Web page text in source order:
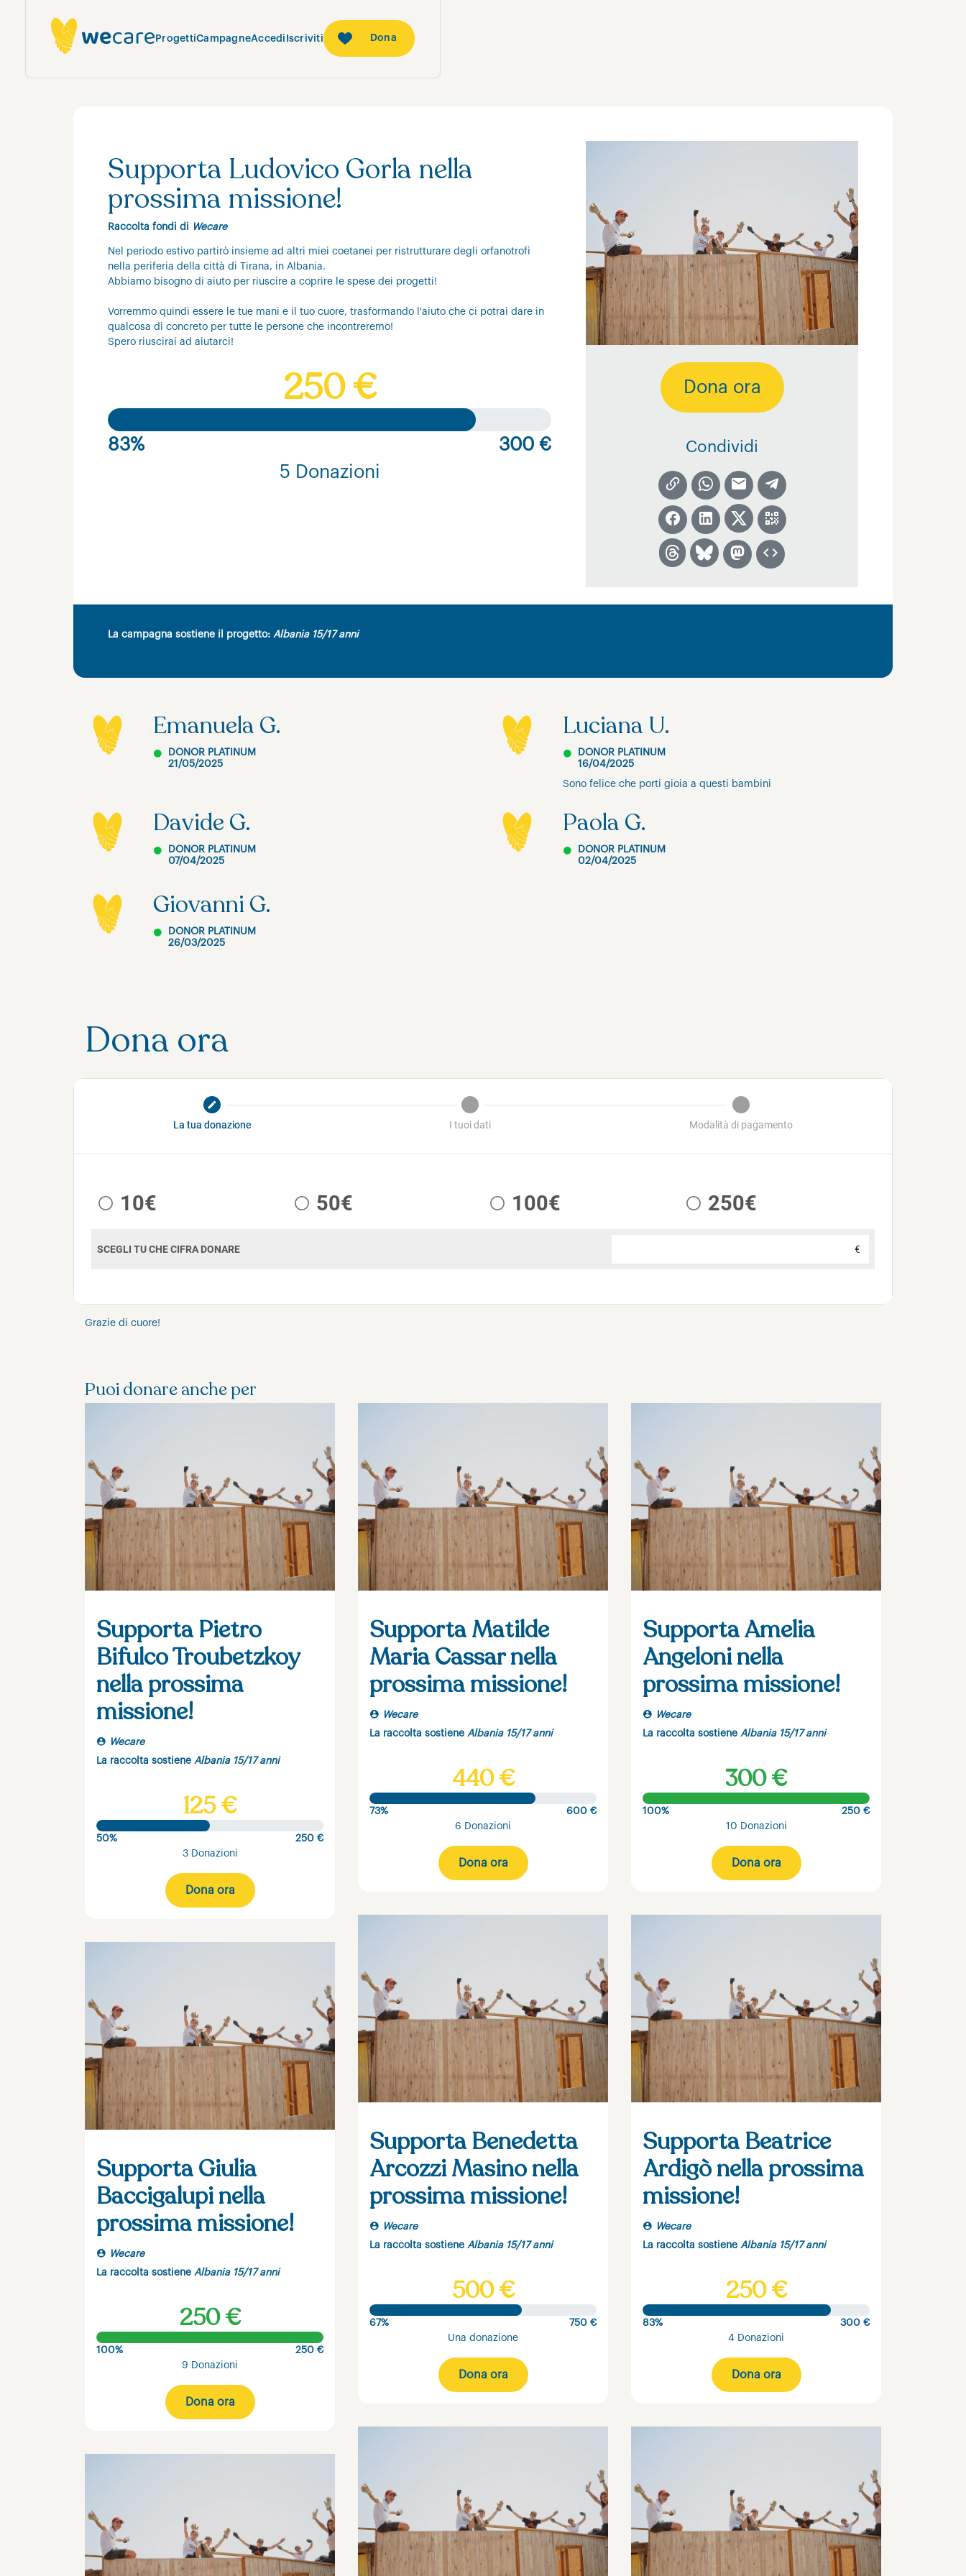
ProgettiCampagneAccedi Iscriviti Dona
Supporta Ludovico Gorla nella
prossima missione!
Raccolta fondi di Wecare
Nel periodo estivo partirò insieme ad altri miei coetanei per ristrutturare degli orfanotrofi
nella periferia della città di Tirana, in Albania.
Abbiamo bisogno di aiuto per riuscire a coprire le spese dei progetti!
Vorremmo quindi essere le tue mani e il tuo cuore, trasformando l'aiuto che ci potrai dare in
qualcosa di concreto per tutte le persone che incontreremo!
Spero riuscirai ad aiutarci!
250 €
83%
300 €
5 Donazioni
Dona ora
Condividi
La campagna sostiene il progetto: Albania 15/17 anni
Emanuela G.
DONOR PLATINUM
21/05/2025
Luciana U.
DONOR PLATINUM
16/04/2025
Sono felice che porti gioia a questi bambini
Davide G.
DONOR PLATINUM
07/04/2025
Paola G.
DONOR PLATINUM
02/04/2025
Giovanni G.
DONOR PLATINUM
26/03/2025
Dona ora
Grazie di cuore!
Puoi donare anche per
Supporta Pietro
Bifulco Troubetzkoy
nella prossima
missione!
Wecare
La raccolta sostiene Albania 15/17 anni
125 €
50%
250 €
3 Donazioni
Dona ora
Supporta Matilde
Maria Cassar nella
prossima missione!
Wecare
La raccolta sostiene Albania 15/17 anni
440 €
73%
600 €
6 Donazioni
Dona ora
Supporta Amelia
Angeloni nella
prossima missione!
Wecare
La raccolta sostiene Albania 15/17 anni
300 €
100%
250 €
10 Donazioni
Dona ora
Supporta Benedetta
Arcozzi Masino nella
prossima missione!
Wecare
La raccolta sostiene Albania 15/17 anni
500 €
67%
750 €
Una donazione
Dona ora
Supporta Beatrice
Ardigò nella prossima
missione!
Wecare
La raccolta sostiene Albania 15/17 anni
250 €
83%
300 €
4 Donazioni
Dona ora
Supporta Giulia
Baccigalupi nella
prossima missione!
Wecare
La raccolta sostiene Albania 15/17 anni
250 €
100%
250 €
9 Donazioni
Dona ora